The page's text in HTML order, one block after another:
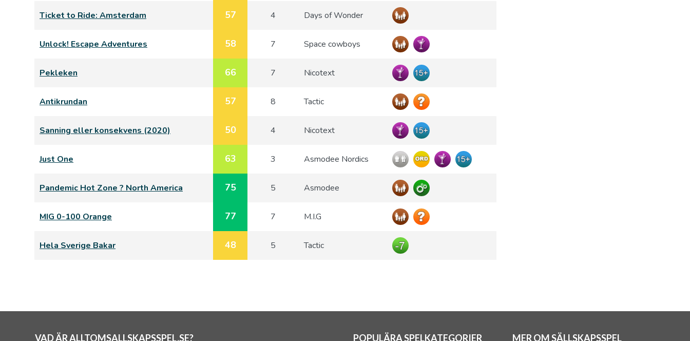
Ticket to Ride: Amsterdam 57 4 Days of Wonder
Unlock! Escape Adventures 58 7 Space cowboys
Pekleken 66 7 Nicotext
Antikrundan 57 8 Tactic
Sanning eller konsekvens (2020) 50 4 Nicotext
Just One 63 3 Asmodee Nordics
Pandemic Hot Zone ? North America 75 5 Asmodee
MIG 0-100 Orange 77 7 M.I.G
Hela Sverige Bakar 48 5 Tactic
VAD ÄR ALLTOMSALLSKAPSSPEL.SE? POPULÄRA SPELKATEGORIER MER OM SÄLLSKAPSSPEL